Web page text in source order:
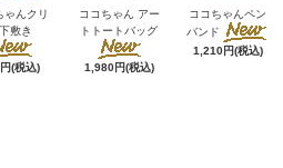
ゃんクリ
敷き
(税込)
ココちゃん アー
トトートバッグ
1,980円(税込)
ココちゃんペン
バンド
1,210円(税込)